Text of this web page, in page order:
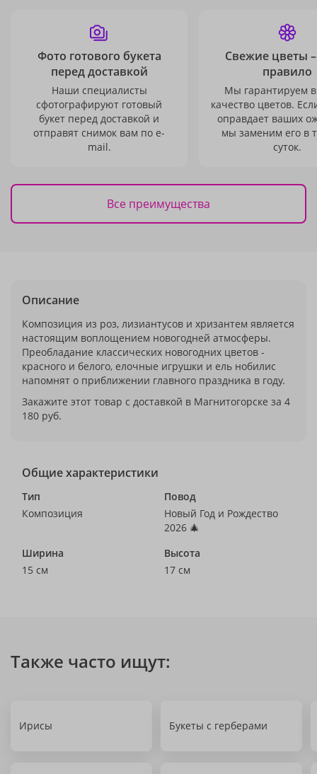
Фото готового букета
перед доставкой
Наши специалисты
сфотографируют готовый
букет перед доставкой и
отправят снимок вам по e-
mail.
Свежие цветы
правило
Мы гарантируем
качество цветов.
оправдает ваших
мы заменим его в
суток.
Все преимущества
Описание
Композиция из роз, лизиантусов и хризантем является
настоящим воплощением новогодней атмосферы.
Преобладание классических новогодних цветов -
красного и белого, елочные игрушки и ель нобилис
напомнят о приближении главного праздника в году.
Закажите этот товар с доставкой в Магнитогорске за 4
180 руб.
Общие характеристики
Тип
Композиция
Повод
Новый Год и Рождество
2026 🎄
Ширина
15 см
Высота
17 см
Также часто ищут:
Ирисы Букеты с герберами